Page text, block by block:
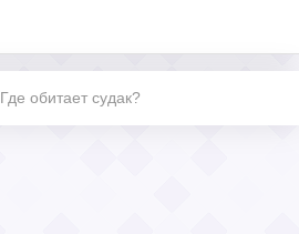
Где обитает судак?